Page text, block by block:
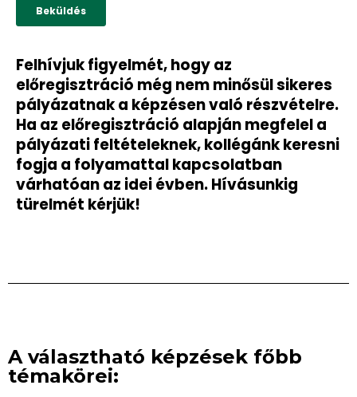
Felhívjuk figyelmét, hogy az
előregisztráció még nem minősül sikeres
pályázatnak a képzésen való részvételre.
Ha az előregisztráció alapján megfelel a
pályázati feltételeknek, kollégánk keresni
fogja a folyamattal kapcsolatban
várhatóan az idei évben. Hívásunkig
türelmét kérjük!
A választható képzések főbb
témakörei: